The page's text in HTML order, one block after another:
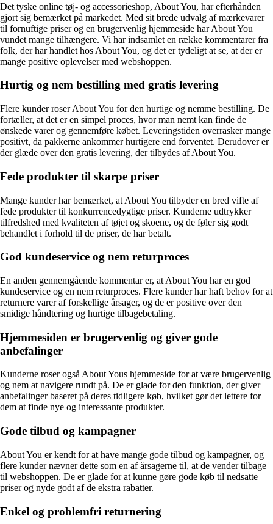
Det tyske online tøj- og accessorieshop, About You, har efterhånden
gjort sig bemærket på markedet. Med sit brede udvalg af mærkevarer
til fornuftige priser og en brugervenlig hjemmeside har About You
vundet mange tilhængere. Vi har indsamlet en række kommentarer fra
folk, der har handlet hos About You, og det er tydeligt at se, at der er
mange positive oplevelser med webshoppen.
Hurtig og nem bestilling med gratis levering
Flere kunder roser About You for den hurtige og nemme bestilling. De
fortæller, at det er en simpel proces, hvor man nemt kan finde de
ønskede varer og gennemføre købet. Leveringstiden overrasker mange
positivt, da pakkerne ankommer hurtigere end forventet. Derudover er
der glæde over den gratis levering, der tilbydes af About You.
Fede produkter til skarpe priser
Mange kunder har bemærket, at About You tilbyder en bred vifte af
fede produkter til konkurrencedygtige priser. Kunderne udtrykker
tilfredshed med kvaliteten af tøjet og skoene, og de føler sig godt
behandlet i forhold til de priser, de har betalt.
God kundeservice og nem returproces
En anden gennemgående kommentar er, at About You har en god
kundeservice og en nem returproces. Flere kunder har haft behov for at
returnere varer af forskellige årsager, og de er positive over den
smidige håndtering og hurtige tilbagebetaling.
Hjemmesiden er brugervenlig og giver gode
anbefalinger
Kunderne roser også About Yous hjemmeside for at være brugervenlig
og nem at navigere rundt på. De er glade for den funktion, der giver
anbefalinger baseret på deres tidligere køb, hvilket gør det lettere for
dem at finde nye og interessante produkter.
Gode tilbud og kampagner
About You er kendt for at have mange gode tilbud og kampagner, og
flere kunder nævner dette som en af årsagerne til, at de vender tilbage
til webshoppen. De er glade for at kunne gøre gode køb til nedsatte
priser og nyde godt af de ekstra rabatter.
Enkel og problemfri returnering